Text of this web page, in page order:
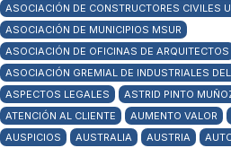
ASOCIACIÓN DE CONSTRUCTORES CIVILES
ASOCIACIÓN DE MUNICIPIOS MSUR
ASOCIACIÓN DE OFICINAS DE ARQUITECTOS
ASOCIACIÓN GREMIAL DE INDUSTRIALES
ASPECTOS LEGALES
ASTRID PINTO
ATENCIÓN AL CLIENTE
AUMENTO VALOR
AUSPICIOS
AUSTRALIA AUSTRIA